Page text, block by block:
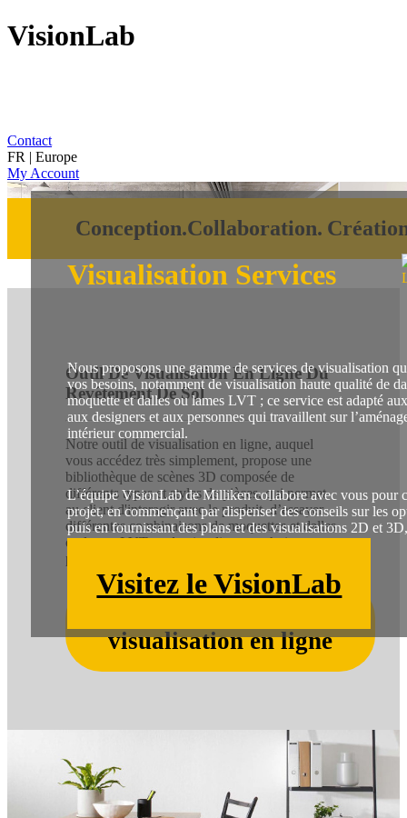
VisionLab
Contact
FR | Europe
My Account
Visualisation Services
Nous proposons une gamme de services de visualisation
vos besoins, notamment de visualisation haute qualité de
moquette et dalles ou lames LVT ; ce service est adapté
aux designers et aux personnes qui travaillent sur
intérieur commercial.
L’équipe VisionLab de Milliken collabore avec vous pour
projet, en commençant par dispenser des conseils sur les
puis en fournissant des plans et des visualisations 2D et
Visitez le VisionLab
Conception.Collaboration.
Outil De Visualisation En Ligne Du
Revêtement De Sol
Notre outil de visualisation en ligne, auquel
vous accédez très simplement, propose une
bibliothèque de scènes 3D composée de
différents types et styles de pièces, qui permet
au client d'interagir avec le produit, d’essayer
différentes combinaisons de moquettes et dalles
ou lames LVT, et de visualiser ses choix
préférés.
visualisation en ligne